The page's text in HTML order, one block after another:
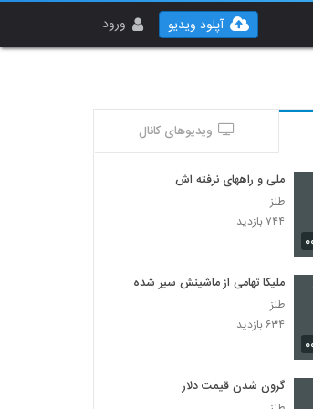
ورود آپلود ویدیو
ویدیوهای کانال
ملی و راههای نرفته اش
طنز
۷۴۴ بازدید
ملیکا تهامی از ماشینش سیر شده
طنز
۶۳۴ بازدید
گرون شدن قیمت دلار